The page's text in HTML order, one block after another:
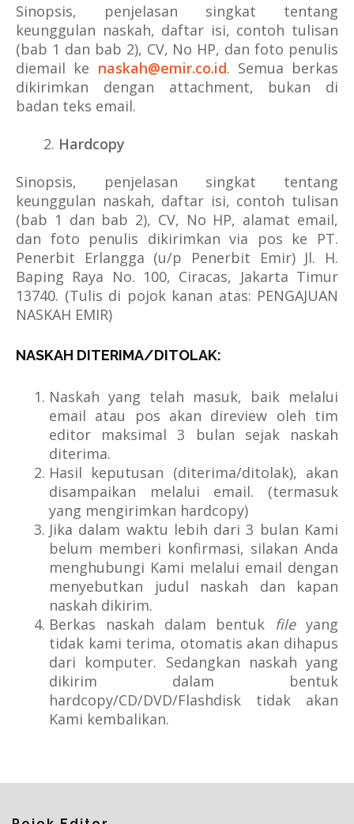
Sinopsis, penjelasan singkat tentang
keunggulan naskah, daftar isi, contoh tulisan
(bab 1 dan bab 2), CV, No HP, dan foto penulis
diemail ke naskah@emir.co.id. Semua berkas
dikirimkan dengan attachment, bukan di
badan teks email.
Hardcopy
Sinopsis, penjelasan singkat tentang
keunggulan naskah, daftar isi, contoh tulisan
(bab 1 dan bab 2), CV, No HP, alamat email,
dan foto penulis dikirimkan via pos ke PT.
Penerbit Erlangga (u/p Penerbit Emir) Jl. H.
Baping Raya No. 100, Ciracas, Jakarta Timur
13740. (Tulis di pojok kanan atas: PENGAJUAN
NASKAH EMIR)
NASKAH DITERIMA/DITOLAK:
Naskah yang telah masuk, baik melalui
email atau pos akan direview oleh tim
editor maksimal 3 bulan sejak naskah
diterima.
Hasil keputusan (diterima/ditolak), akan
disampaikan melalui email. (termasuk
yang mengirimkan hardcopy)
Jika dalam waktu lebih dari 3 bulan Kami
belum memberi konfirmasi, silakan Anda
menghubungi Kami melalui email dengan
menyebutkan judul naskah dan kapan
naskah dikirim.
Berkas naskah dalam bentuk fileyang
tidak kami terima, otomatis akan dihapus
dari komputer. Sedangkan naskah yang
dikirim dalam bentuk
hardcopy/CD/DVD/Flashdisk tidak akan
Kami kembalikan.